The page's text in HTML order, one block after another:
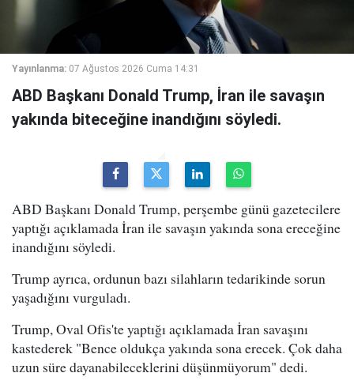
Yayınlanma: 07 Ağustos 2026 Cuma 14:31
ABD Başkanı Donald Trump, İran ile savaşın
yakında biteceğine inandığını söyledi.
ABD Başkanı Donald Trump, perşembe günü gazetecilere
yaptığı açıklamada İran ile savaşın yakında sona ereceğine
inandığını söyledi.
Trump ayrıca, ordunun bazı silahların tedarikinde sorun
yaşadığını vurguladı.
Trump, Oval Ofis'te yaptığı açıklamada İran savaşını
kastederek "Bence oldukça yakında sona erecek. Çok daha
uzun süre dayanabileceklerini düşünmüyorum" dedi.